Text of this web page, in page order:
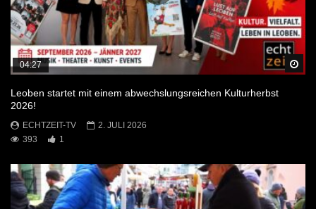
04:27
Leoben startet mit einem abwechslungsreichen Kulturherbst
2026!
ECHTZEIT-TV
2. JULI 2026
393
1